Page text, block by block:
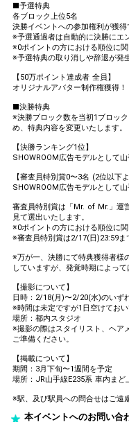
■予選特典
各ブロック上位5名
決勝イベントへの参加権利が獲得
※予選通過者は自動的に決勝にエ
※0ポイントの方における順位に関
※予選特典の取り消しや辞退が発
【50万ポイント達成者 全員】
オリジナルアバター制作権獲得！
■決勝特典
※決勝ブロック数を当初1ブロッ
め、特典内容を変更いたします。
【決勝ランキング1位】
SHOWROOM広告モデルとして
【審査員特別賞0〜3名 (2位以下よ
SHOWROOM広告モデルとして
審査員特別賞は「Mr. of Mr.」運
見て選出いたします。
※0ポイントの方における順位に関
※審査員特別賞は2/17(日)23:59ま
※万が一、決勝にて特典獲得者様
していますが、発覚時期によっ
【撮影について】
日時：2/18(月)〜2/20(水)のいず
※時間は未定ですが1日空けてお
場所：都内スタジオ
※撮影の際はスタイリスト、ヘア
ご準備ください。
【掲載について】
期間：3月下旬〜1週間を予定
場所：JR山手線E235系 車内まど
※駅、及び駅員への問合せはご遠
本イベントへのお問い合